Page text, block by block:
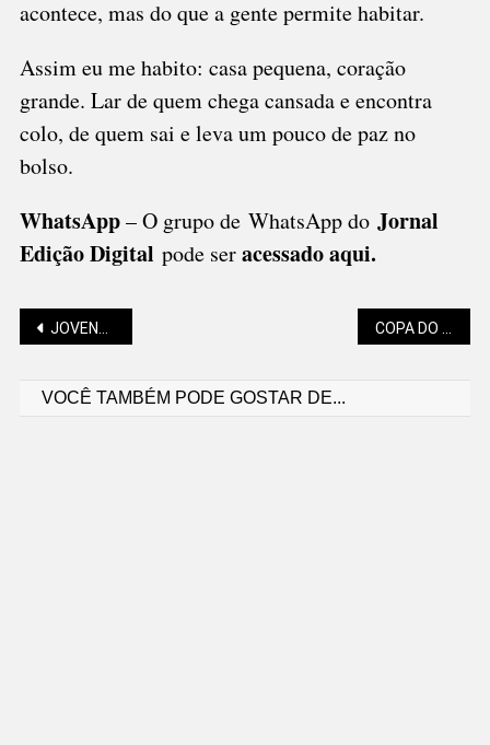
acontece, mas do que a gente permite habitar.
Assim eu me habito: casa pequena, coração
grande. Lar de quem chega cansada e encontra
colo, de quem sai e leva um pouco de paz no
bolso.
WhatsApp– O grupo de WhatsApp do Jornal
Edição Digital pode seracessado aqui.
Navegação
JOVENS MÚSICOS APRESENTAM REPERTÓRIO BRASILEIRO EM SÃO BENTO
VOCÊ TAMBÉM PODE GOSTAR DE...